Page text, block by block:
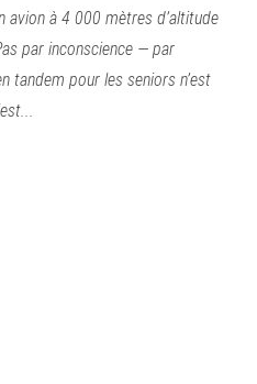
avion à 4 000 mètres d’altitude
par inconscience — par
tandem pour les seniors n’est